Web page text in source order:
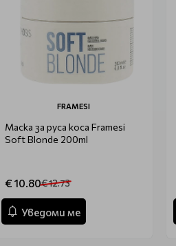
FRAMESI
Маска за руса коса Framesi
Soft Blonde 200ml
€ 10.80€ 12.73
Уведоми ме